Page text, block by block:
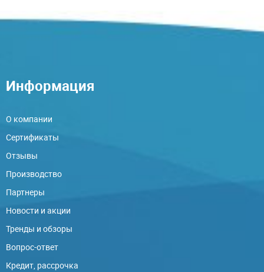
Информация
О компании
Сертификаты
Отзывы
Производство
Партнеры
Новости и акции
Тренды и обзоры
Вопрос-ответ
Кредит, рассрочка